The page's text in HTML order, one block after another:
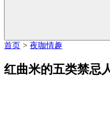
首页 > 夜咖情趣
红曲米的五类禁忌